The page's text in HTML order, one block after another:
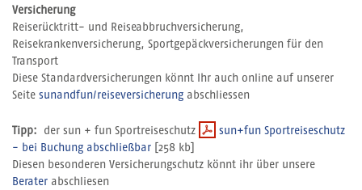
Versicherung
Reiserücktritt- und Reiseabbruchversicherung,
Reisekrankenversicherung, Sportgepäckversicherungen für den
Transport
Diese Standardversicherungen könnt Ihr auch online auf unserer
Seite sunandfun/reiseversicherung abschliessen
Tipp: der sun + fun Sportreiseschutz
sun+fun Sportreiseschutz
- bei Buchung abschließbar
[258 kb]
Diesen besonderen Versicherungschutz könnt ihr über unsere
Berater abschliesen